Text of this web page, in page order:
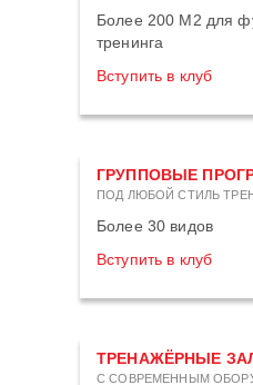
Более 200 М2 для
тренинга
Вступить в клуб
ГРУППОВЫЕ
ПОД ЛЮБОЙ СТИЛЬ
Более 30 видов
Вступить в клуб
ТРЕНАЖЁРНЫЕ
С СОВРЕМЕННЫМ